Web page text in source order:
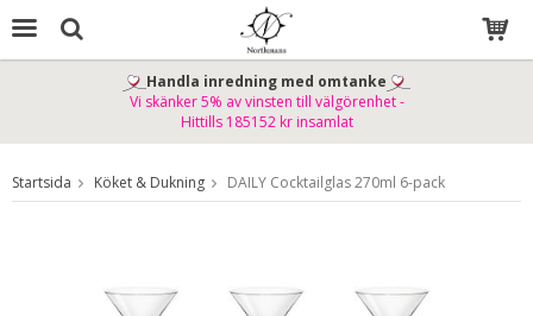
Produkten har blivit tillagd i varukorgen
Handla inredning med omtanke
Vi skänker 5% av vinsten till välgörenhet -
Hittills 185152 kr insamlat
Startsida Köket & Dukning DAILY Cocktailglas 270ml 6-pack